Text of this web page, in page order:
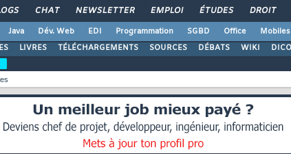
CHAT NEWSLETTER EMPLOI ÉTUDES DROIT
Java Dév. Web EDI Programmation SGBD Office Mobiles
LIVRES TÉLÉCHARGEMENTS SOURCES DÉBATS WIKI DICO